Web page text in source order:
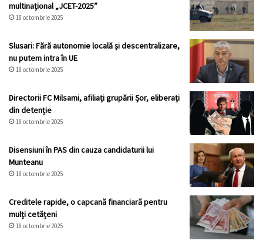
multinațional „JCET-2025”
18 octombrie 2025
Slusari: Fără autonomie locală și descentralizare,
nu putem intra în UE
18 octombrie 2025
Directorii FC Milsami, afiliați grupării Șor, eliberați
din detenție
18 octombrie 2025
Disensiuni în PAS din cauza candidaturii lui
Munteanu
18 octombrie 2025
Creditele rapide, o capcană financiară pentru
mulți cetățeni
18 octombrie 2025